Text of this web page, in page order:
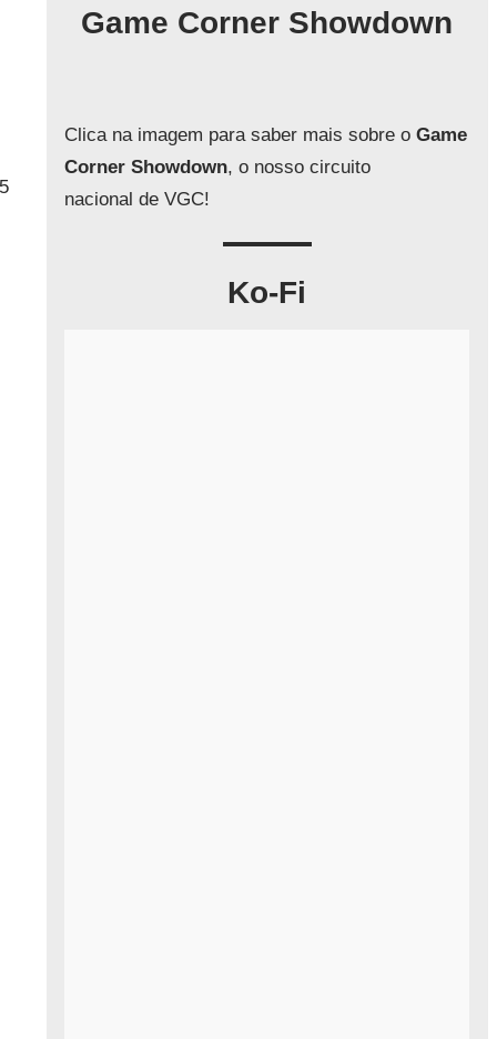
Game Corner Showdown
Clica na imagem para saber mais sobre oGame
Corner Showdown, o nosso circuito
nacional de VGC!
Ko-Fi